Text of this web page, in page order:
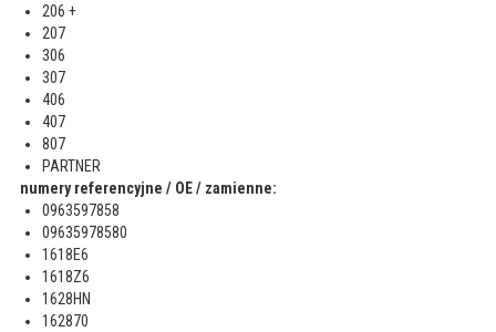
206 +
207
306
307
406
407
807
PARTNER
numery referencyjne / OE / zamienne:
0963597858
09635978580
1618E6
1618Z6
1628HN
162870